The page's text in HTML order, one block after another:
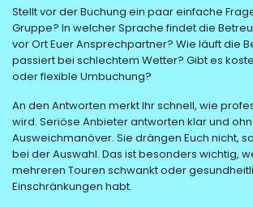
Stellt vor der Buchung ein paar einfache
Gruppe? In welcher Sprache findet die
vor Ort Euer Ansprechpartner? Wie läuft die
passiert bei schlechtem Wetter? Gibt es
oder flexible Umbuchung?
An den Antworten merkt Ihr schnell, wie
wird. Seriöse Anbieter antworten klar und
Ausweichmanöver. Sie drängen Euch nicht,
bei der Auswahl. Das ist besonders wichtig,
mehreren Touren schwankt oder
Einschränkungen habt.